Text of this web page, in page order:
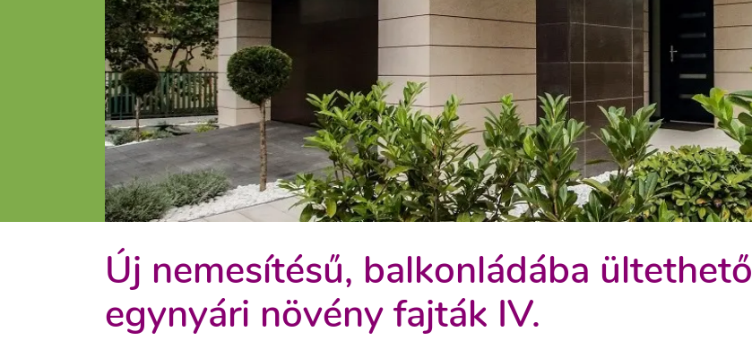
Új nemesítésű, balkonládába ültethető
egynyári növény fajták IV.